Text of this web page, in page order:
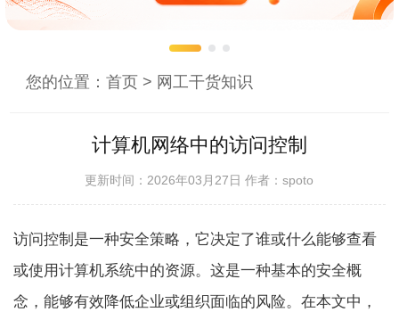
您的位置：首页 > 网工干货知识
计算机网络中的访问控制
更新时间：2026年03月27日作者：spoto
访问控制是一种安全策略，它决定了谁或什么能够查看
或使用计算机系统中的资源。这是一种基本的安全概
念，能够有效降低企业或组织面临的风险。在本文中，